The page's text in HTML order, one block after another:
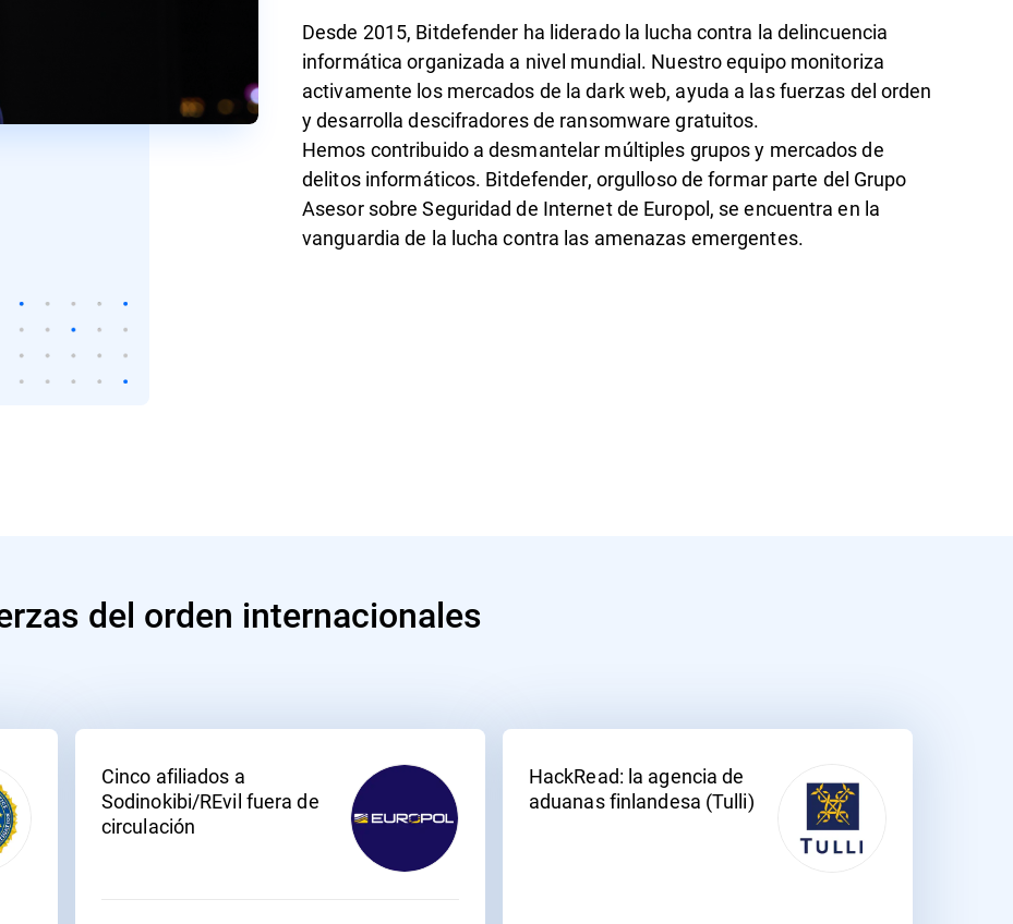
Desde 2015, Bitdefender ha liderado la lucha contra la delincuencia
informática organizada a nivel mundial. Nuestro equipo monitoriza
activamente los mercados de la dark web, ayuda a las fuerzas del orden
y desarrolla descifradores de ransomware gratuitos.
Hemos contribuido a desmantelar múltiples grupos y mercados de
delitos informáticos. Bitdefender, orgulloso de formar parte del Grupo
Asesor sobre Seguridad de Internet de Europol, se encuentra en la
vanguardia de la lucha contra las amenazas emergentes.
del orden internacionales
Cinco afiliados a
Sodinokibi/REvil fuera de
circulación
HackRead: la agencia de
aduanas finlandesa (Tulli)